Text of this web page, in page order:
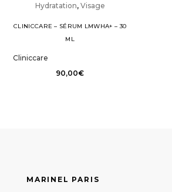
Hydratation, Visage
CLINICCARE – SÉRUM LMWHA+ – 30
ML
Cliniccare
90,00€
MARINEL PARIS